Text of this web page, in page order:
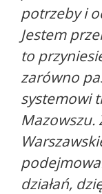
potrzeby i
Jestem
to
zarówno
systemowi
Mazowszu.
działań,